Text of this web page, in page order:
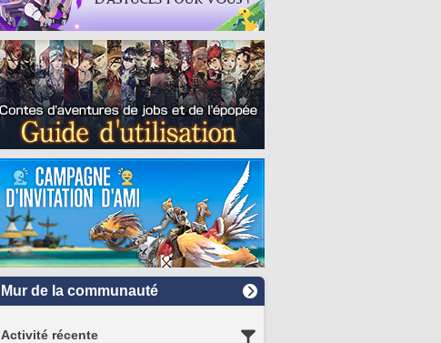
Mur de la communauté
Activité récente